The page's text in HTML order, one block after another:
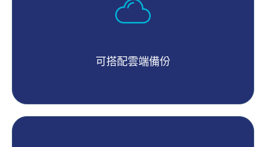
可搭配雲端備份